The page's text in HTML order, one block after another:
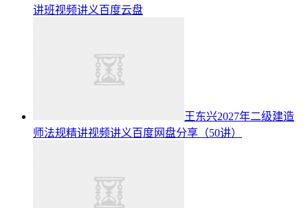
讲班视频讲义百度云盘
王东兴2027年二级建造
师法规精讲视频讲义百度网盘分享（50讲）